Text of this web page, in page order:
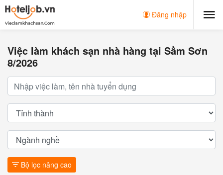
Đăng nhập
Việc làm khách sạn nhà hàng tại Sầm Sơn
8/2026
Bộ lọc nâng cao